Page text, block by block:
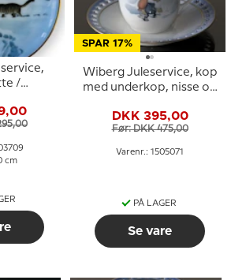
/
cm
SPAR 17%
Wiberg Juleservice, kop
med underkop, nisse og
3505305
DKK 395,00
Før: DKK 475,00
Varenr.: 1505071
PÅ LAGER
Se vare